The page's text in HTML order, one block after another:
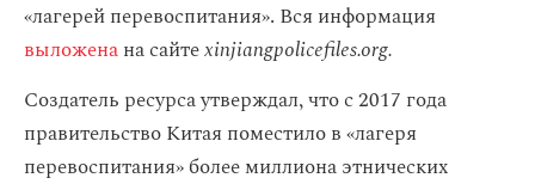
«лагерей перевоспитания». Вся информация
выложенана сайтеxinjiangpolicefiles.org.
Создатель ресурса утверждал, что с 2017 года
правительство Китая поместило в «лагеря
перевоспитания» более миллиона этнических